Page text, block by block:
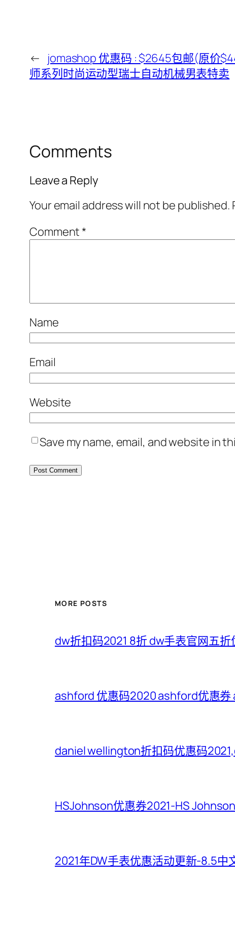
← jomashop 优惠码 : $2645包邮(原价
师系列时尚运动型瑞士自动机械男表特卖
Comments
Leave a Reply
Your email address will not be published.
Comment*
Name
Email
Website
Save my name, email, and website in
MORE POSTS
dw折扣码2021 8折 dw手表官网五
ashford 优惠码2020 ashford优惠
daniel wellington折扣码优惠码
HSJohnson优惠券2021-HS
2021年DW手表优惠活动更新-8.5